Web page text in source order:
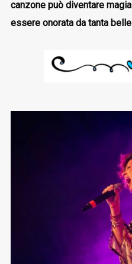
canzone può diventare
essere onorata da tanta